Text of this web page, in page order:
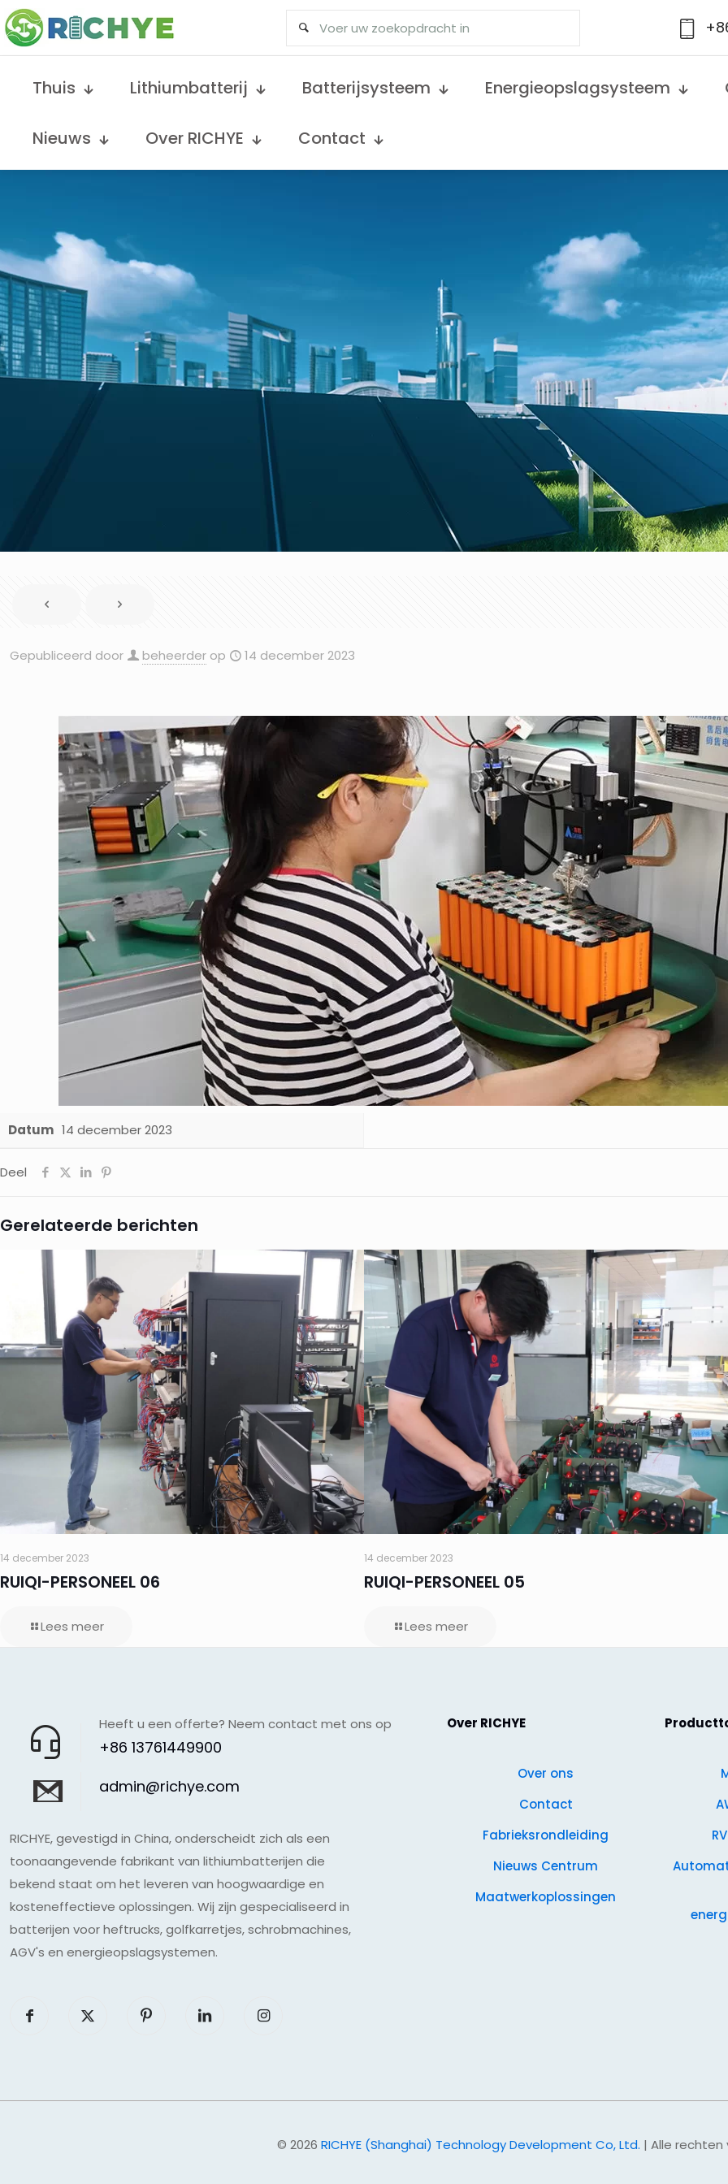
Thuis Lithiumbatterij Batterijsysteem Energieopslagsysteem
Nieuws Over RICHYE Contact
Gepubliceerd door beheerder op 14 december 2023
Datum 14 december 2023
Deel
Gerelateerde berichten
14 december 2023
RUIQI-PERSONEEL 06
Lees meer
14 december 2023
RUIQI-PERSONEEL 05
Lees meer
+86 13761449900
Heeft u een offerte? Neem contact met ons op
admin@richye.com
RICHYE, gevestigd in China, onderscheidt zich als een
toonaangevende fabrikant van lithiumbatterijen die
bekend staat om het leveren van hoogwaardige en
kosteneffectieve oplossingen. Wij zijn gespecialiseerd in
batterijen voor heftrucks, golfkarretjes, schrobmachines,
AGV's en energieopslagsystemen.
Over RICHYE
Over ons
Contact
Fabrieksrondleiding
Nieuws Centrum
Maatwerkoplossingen
© 2026 RICHYE (Shanghai) Technology Development Co, Ltd. | Alle